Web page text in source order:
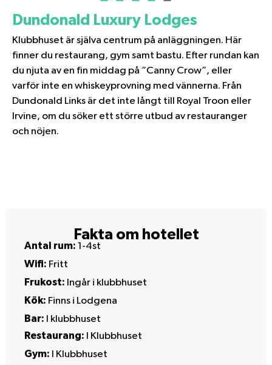
Dundonald Luxury Lodges
Klubbhuset är själva centrum på anläggningen. Här
finner du restaurang, gym samt bastu. Efter rundan kan
du njuta av en fin middag på ”Canny Crow”, eller
varför inte en whiskeyprovning med vännerna. Från
Dundonald Links är det inte långt till Royal Troon eller
Irvine, om du söker ett större utbud av restauranger
och nöjen.
Fakta om hotellet
Antal rum: 1-4st
Wifi: Fritt
Frukost: Ingår i klubbhuset
Kök: Finns i Lodgena
Bar:
I klubbhuset
Restaurang: I Klubbhuset
Gym:
I Klubbhuset